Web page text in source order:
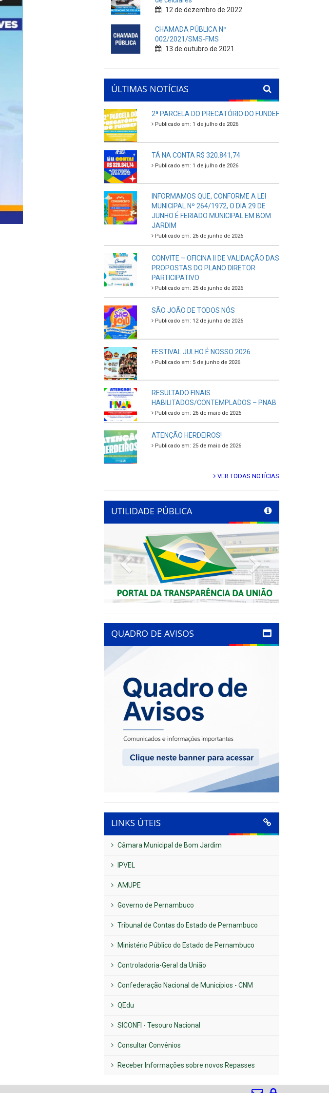
12 de dezembro de 2022
CHAMADA PÚBLICA Nº
002/2021/SMS-FMS
13 de outubro de 2021
ÚLTIMAS NOTÍCIAS
2ª PARCELA DO PRECATÓRIO DO FUNDEF
Publicado em: 1 de julho de 2026
TÁ NA CONTA R$ 320.841,74
Publicado em: 1 de julho de 2026
INFORMAMOS QUE, CONFORME A LEI
MUNICIPAL Nº 264/1972, O DIA 29 DE
JUNHO É FERIADO MUNICIPAL EM BOM
JARDIM
Publicado em: 26 de junho de 2026
CONVITE – OFICINA II DE VALIDAÇÃO DAS
PROPOSTAS DO PLANO DIRETOR
PARTICIPATIVO
Publicado em: 25 de junho de 2026
SÃO JOÃO DE TODOS NÓS
Publicado em: 12 de junho de 2026
FESTIVAL JULHO É NOSSO 2026
Publicado em: 5 de junho de 2026
RESULTADO FINAIS
HABILITADOS/CONTEMPLADOS – PNAB
Publicado em: 26 de maio de 2026
ATENÇÃO HERDEIROS!
Publicado em: 25 de maio de 2026
VER TODAS NOTÍCIAS
UTILIDADE PÚBLICA
Previous Next
QUADRO DE AVISOS
LINKS ÚTEIS
Câmara Municipal de Bom Jardim
IPVEL
AMUPE
Governo de Pernambuco
Tribunal de Contas do Estado de Pernambuco
Ministério Público do Estado de Pernambuco
Controladoria-Geral da União
Confederação Nacional de Municípios - CNM
QEdu
SICONFI - Tesouro Nacional
Consultar Convênios
Receber Informações sobre novos Repasses